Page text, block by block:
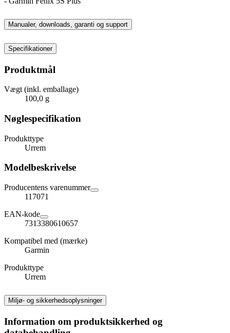
Manualer, downloads, garanti og support
Specifikationer
Produktmål
Vægt (inkl. emballage)
100,0 g
Nøglespecifikation
Produkttype
Urrem
Modelbeskrivelse
Producentens varenummer
117071
EAN-kode
7313380610657
Kompatibel med (mærke)
Garmin
Produkttype
Urrem
Miljø- og sikkerhedsoplysninger
Information om produktsikkerhed og